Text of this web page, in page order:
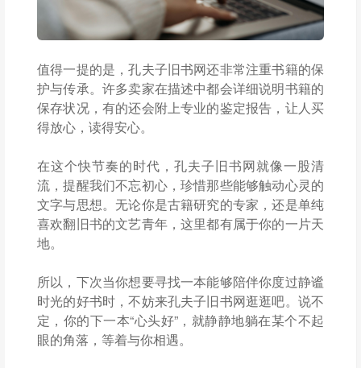
值得一提的是，孔夫子旧书网还非常注重书籍的保
护与传承。许多卖家在描述中都会详细说明书籍的
保存状况，有的还会附上专业的鉴定报告，让人买
得放心，读得安心。
在这个快节奏的时代，孔夫子旧书网就像一股清
流，提醒我们不忘初心，珍惜那些能够触动心灵的
文字与思想。无论你是古籍研究的专家，还是单纯
喜欢翻旧书的文艺青年，这里都有属于你的一片天
地。
所以，下次当你想要寻找一本能够陪伴你度过静谧
时光的好书时，不妨来孔夫子旧书网逛逛吧。说不
定，你的下一本“心头好”，就静静地躺在某个不起
眼的角落，等着与你相遇。